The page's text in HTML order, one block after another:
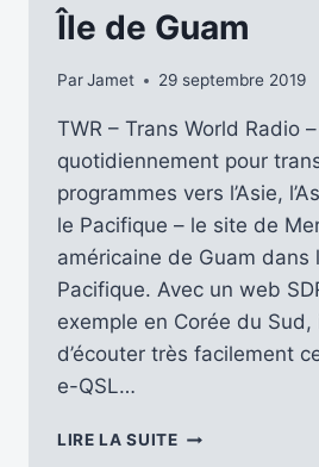
Île de Guam
ParJamet 29 septembre 2019
TWR – Trans World Radio
quotidiennement pour
programmes vers l’Asie,
le Pacifique – le site de
américaine de Guam dans
Pacifique. Avec un web
exemple en Corée du
d’écouter très facilement
e-QSL…
LIRE LA SUITEQSL